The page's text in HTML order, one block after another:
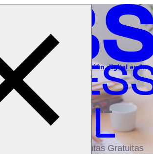
un plan de transformación digital en la
digital
150 Recursos, Guías,
Estudios y Herramientas Gratuitas